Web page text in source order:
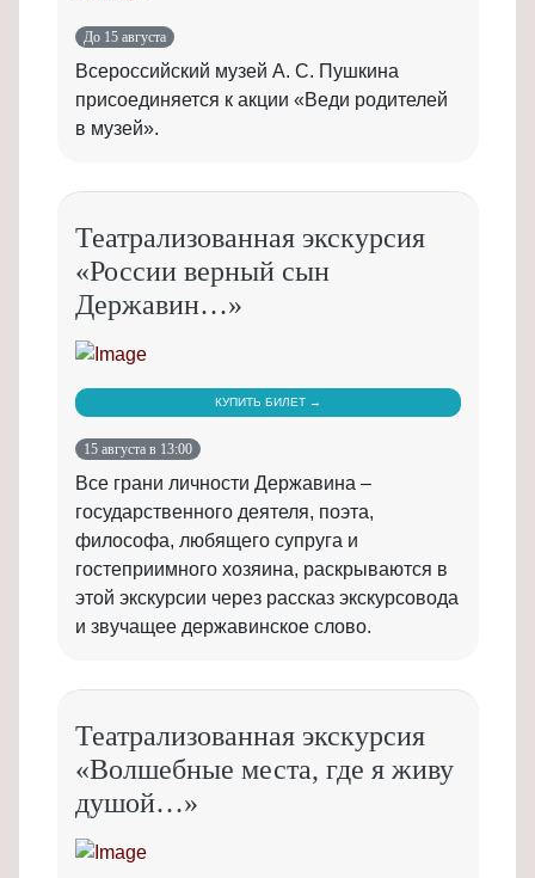
До 15 августа
Всероссийский музей А. С. Пушкина
присоединяется к акции «Веди родителей
в музей».
Театрализованная экскурсия
«России верный сын
Державин…»
КУПИТЬ БИЛЕТ →
15 августа в 13:00
Все грани личности Державина –
государственного деятеля, поэта,
философа, любящего супруга и
гостеприимного хозяина, раскрываются в
этой экскурсии через рассказ экскурсовода
и звучащее державинское слово.
Театрализованная экскурсия
«Волшебные места, где я живу
душой…»